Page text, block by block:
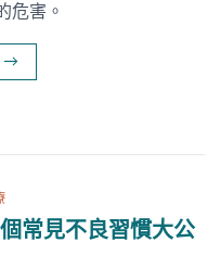
危害。
→
常見不良習慣大公